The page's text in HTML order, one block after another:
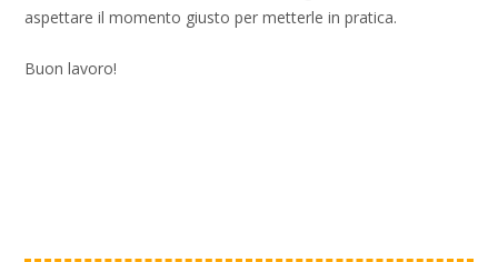
aspettare il momento giusto per metterle in pratica.
Buon lavoro!